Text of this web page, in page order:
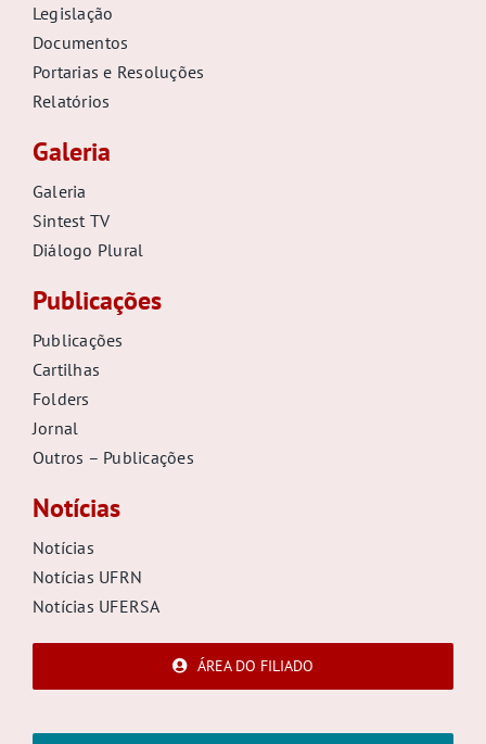
Legislação
Documentos
Portarias e Resoluções
Relatórios
Galeria
Galeria
Sintest TV
Diálogo Plural
Publicações
Publicações
Cartilhas
Folders
Jornal
Outros – Publicações
Notícias
Notícias
Notícias UFRN
Notícias UFERSA
ÁREA DO FILIADO